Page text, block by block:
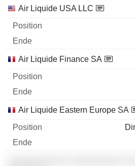
Air Liquide USA LLC
Air Liquide Finance SA
Air Liquide Eastern Europe SA